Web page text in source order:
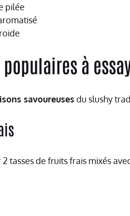
pilée
à
savoureuses du slushy
tasses de fruits frais mixés